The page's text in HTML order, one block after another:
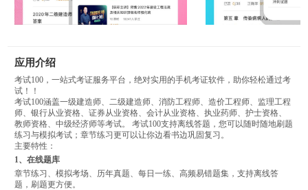
应用介绍
考试100，一站式考证服务平台，绝对实用的手机考证软件，助你轻松通过考
试！！
考试100涵盖一级建造师、二级建造师、消防工程师、造价工程师、监理工程
师、银行从业资格、证券从业资格、会计从业资格、执业药师、护士资格、
教师资格、中级经济师等考试。 考试100支持离线答题，您可以随时随地刷题
练习与模拟考试；章节练习更可以让你边看书边巩固复习。
主要特性：
1、在线题库
章节练习、模拟考场、历年真题、每日一练、高频易错题集，支持离线答
题，刷题更方便。